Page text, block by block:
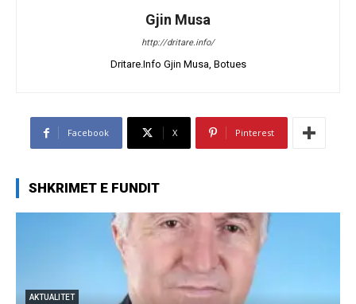
Gjin Musa
http://dritare.info/
Dritare.Info Gjin Musa, Botues
Facebook X Pinterest
SHKRIMET E FUNDIT